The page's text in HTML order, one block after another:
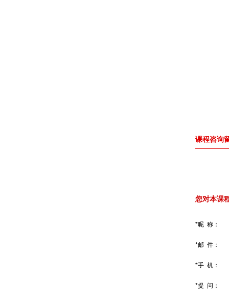
课程咨询
您对本课
*昵 称：
*邮 件：
*手 机：
*提 问：